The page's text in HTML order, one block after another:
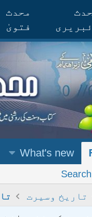
محدث
فتویٰ
What's new
تاریخ وسیرت